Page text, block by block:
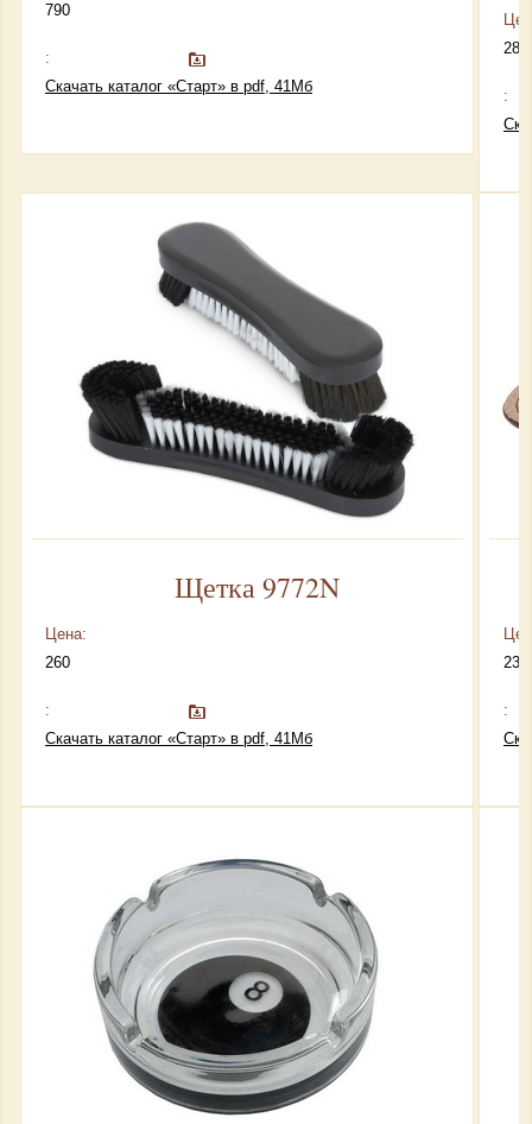
790
:
Скачать каталог «Старт» в pdf, 41Мб
280
:
Щетка 9772N
Цена:
260
:
Скачать каталог «Старт» в pdf, 41Мб
230
: